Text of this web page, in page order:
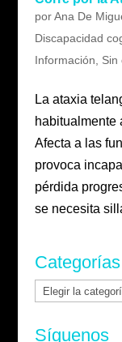
porAna De
Discapacidad
Información
Sin
La ataxia
habitualmente
Afecta a las
provoca
pérdida
se necesita
Categorías
Categorías
Síguenos